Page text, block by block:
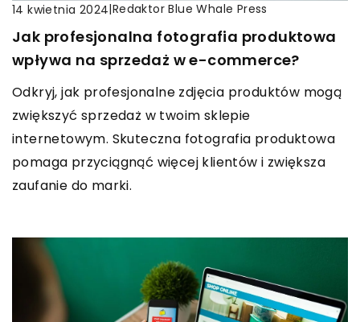
14 kwietnia 2024|Redaktor Blue Whale Press
Jak profesjonalna fotografia produktowa
wpływa na sprzedaż w e-commerce?
Odkryj, jak profesjonalne zdjęcia produktów mogą
zwiększyć sprzedaż w twoim sklepie
internetowym. Skuteczna fotografia produktowa
pomaga przyciągnąć więcej klientów i zwiększa
zaufanie do marki.